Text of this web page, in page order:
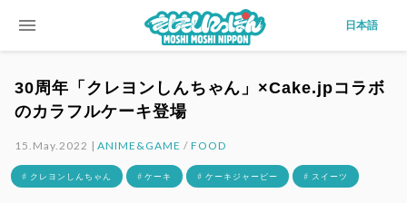
menu 日本語
30周年「クレヨンしんちゃん」×Cake.jpコラボ
のカラフルケーキ登場
15.May.2022 |ANIME&GAME / FOOD
# クレヨンしんちゃん # ケーキ # ケーキジャーピー # スイーツ